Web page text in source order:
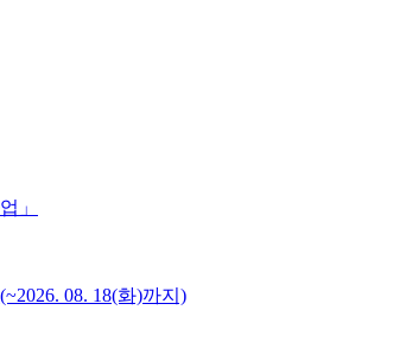
」
08. 18(화)까지)